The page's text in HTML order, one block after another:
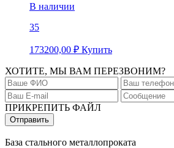
В наличии
35
173200,00 ₽ Купить
ХОТИТЕ, МЫ ВАМ ПЕРЕЗВОНИМ?
ПРИКРЕПИТЬ ФАЙЛ
База стального металлопроката